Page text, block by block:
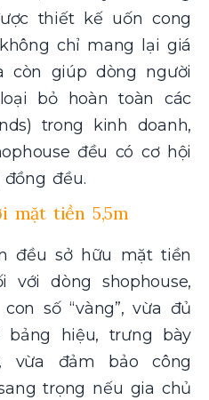
thiết kế uốn cong
chỉ mang lại giá
giúp dòng người
bỏ hoàn toàn các
trong kinh doanh,
đều có cơ hội
đều.
mặt tiền 5,5m
đều sở hữu mặt tiền
với dòng shophouse,
số “vàng”, vừa đủ
hiệu, trưng bày
vừa đảm bảo công
trọng nếu gia chủ